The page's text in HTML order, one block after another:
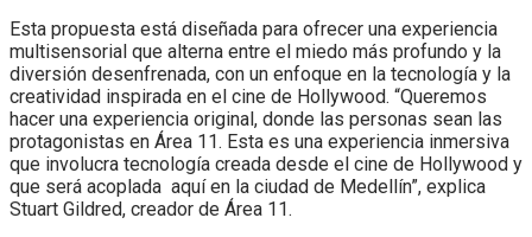
Esta propuesta está diseñada para ofrecer una experiencia
multisensorial que alterna entre el miedo más profundo y la
diversión desenfrenada, con un enfoque en la tecnología y la
creatividad inspirada en el cine de Hollywood. “Queremos
hacer una experiencia original, donde las personas sean las
protagonistas en Área 11. Esta es una experiencia inmersiva
que involucra tecnología creada desde el cine de Hollywood y
que será acoplada aquí en la ciudad de Medellín”, explica
Stuart Gildred, creador de Área 11.